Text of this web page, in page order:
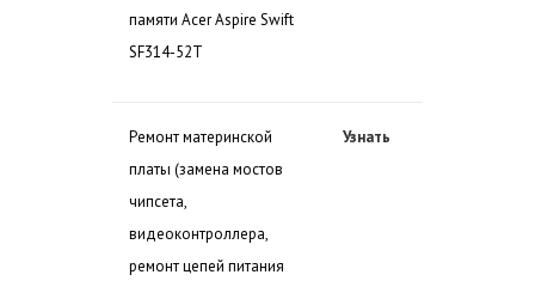
памяти Acer Aspire Swift
SF314-52T
Ремонт материнской
платы (замена мостов
чипсета,
видеоконтроллера,
ремонт цепей питания
Узнать